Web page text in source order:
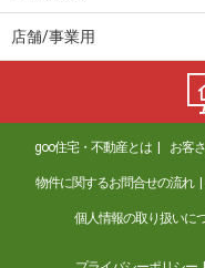
山口県下関市彦島迫町
住 所
専有面積
間取り
山口県下関市清末鞍馬
店舗/事業用
goo住宅・不動産とは お客
物件に関するお問合せの流れ
個人情報の取り扱いに